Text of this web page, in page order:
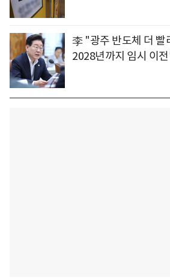
李 "광주 반도체 더
2028년까지 임시 이